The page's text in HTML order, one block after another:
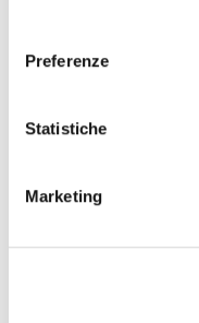
Preferenze
Statistiche
Marketing